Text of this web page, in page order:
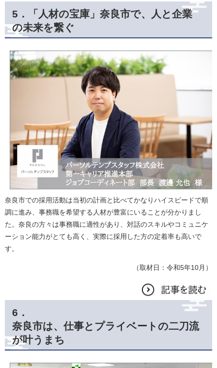
5．「人材の宝庫」奈良市で、人と企業
の未来を繋ぐ
奈良市での採用活動は当初の計画と比べてかなりハイスピードで順
調に進み、事務職を希望する人材が豊富にいることが分かりまし
た。奈良の方々は事務職に適性があり、対話のスキルやコミュニケ
ーション能力がとても高く、実際に採用した方の定着率も高いで
す。
​（取材日：令和5年10月）
6．​​
奈良市は、仕事とプライベートの二刀流
が叶うまち